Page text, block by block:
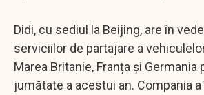
Didi, cu sediul la Beijing, are în
serviciilor de partajare a
Marea Britanie, Franța și Germania
jumătate a acestui an. Compania